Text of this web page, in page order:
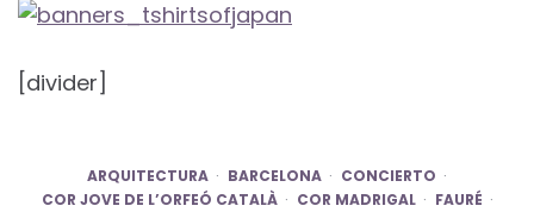
[divider]
ARQUITECTURA BARCELONA
CONCIERTO
COR JOVE DE L’ORFEÓ CATALÀ
COR MADRIGAL
FAURÉ